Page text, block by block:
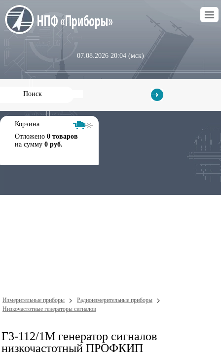
07.08.2026 20:04 (мск)
Корзина
Отложено 0 товаров
на сумму 0 руб.
Измерительные приборы
Радиоизмерительные приборы
Низкочастотные генераторы сигналов
Г3-112/1М генератор сигналов
низкочастотный ПРОФКИП